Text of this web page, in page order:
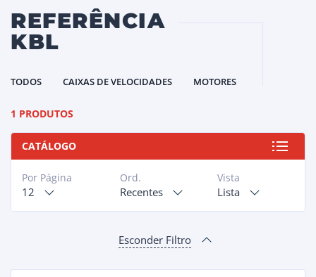
REFERÊNCIA
KBL
TODOS CAIXAS DE VELOCIDADES MOTORES
1 PRODUTOS
CATÁLOGO
Vista
Lista
Ord.
Recentes
Por Página
12
Esconder Filtro